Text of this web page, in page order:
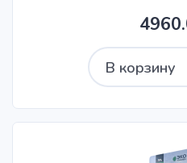
В корзину